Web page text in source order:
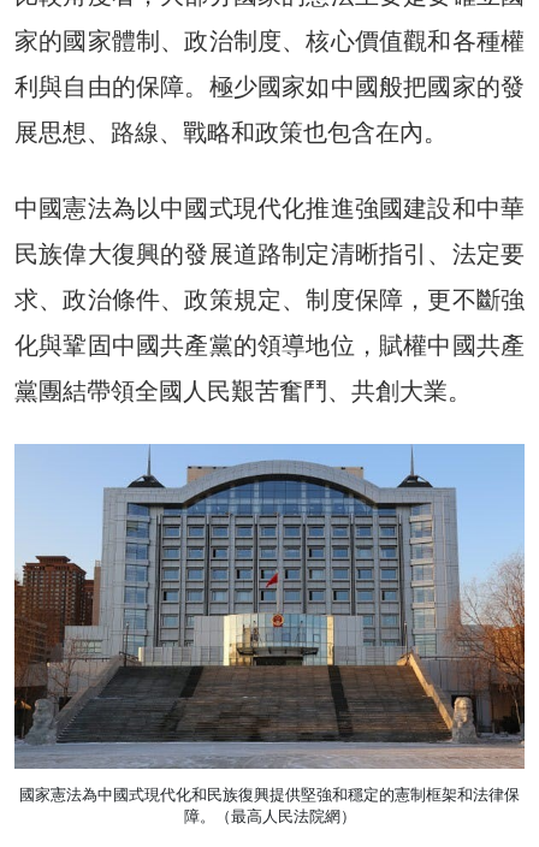
家的國家體制、政治制度、核心價值觀和各種權
利與自由的保障。極少國家如中國般把國家的發
展思想、路線、戰略和政策也包含在內。
中國憲法為以中國式現代化推進強國建設和中華
民族偉大復興的發展道路制定清晰指引、法定要
求、政治條件、政策規定、制度保障，更不斷強
化與鞏固中國共產黨的領導地位，賦權中國共產
黨團結帶領全國人民艱苦奮鬥、共創大業。
國家憲法為中國式現代化和民族復興提供堅強和穩定的憲制框架和法律保
障。（最高人民法院網）